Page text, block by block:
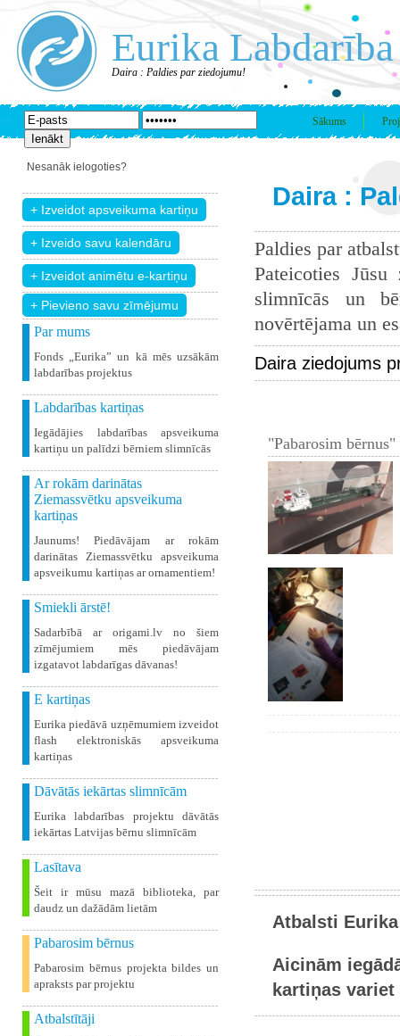
Eurika Labdarība
Daira : Paldies par ziedojumu!
Sākums
Nesanāk ielogoties?
+ Pievieno savu zīmējumu
Par mums
Fonds „Eurika” un kā mēs uzsākām
labdarības projektus
Labdarības kartiņas
Iegādājies labdarības apsveikuma
kartiņu un palīdzi bērniem slimnīcās
Ar rokām darinātas
Ziemassvētku apsveikuma
kartiņas
Jaunums! Piedāvājam ar rokām
darinātas Ziemassvētku apsveikuma
apsveikumu kartiņas ar ornamentiem!
Smiekli ārstē!
Sadarbībā ar origami.lv no šiem
zīmējumiem mēs piedāvājam
izgatavot labdarīgas dāvanas!
E kartiņas
Eurika piedāvā uzņēmumiem izveidot
flash elektroniskās apsveikuma
kartiņas
Dāvātās iekārtas slimnīcām
Eurika labdarības projektu dāvātās
iekārtas Latvijas bērnu slimnīcām
Lasītava
Šeit ir mūsu mazā biblioteka, par
daudz un dažādām lietām
Pabarosim bērnus
Pabarosim bērnus projekta bildes un
apraksts par projektu
Atbalstītāji
Daira :
Paldies par
Pateicoties
slimnīcās un
novērtējama un
Daira ziedojums
"Pabarosim
Atbalsti
Aicinām
kartiņas variet